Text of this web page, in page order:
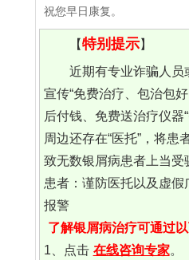
祝您早日康复。
【特别提示】
近期有专业诈骗人员
宣传“免费治疗、包治包
后付钱、免费送治疗仪器
周边还存在“医托”，将患
致无数银屑病患者上当受
患者：谨防医托以及虚假
报警
了解银屑病治疗可通过以
1、点击 在线咨询专家。